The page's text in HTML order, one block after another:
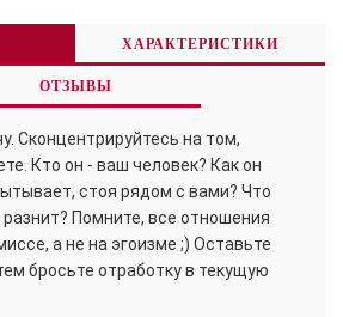
ХАРАКТЕРИСТИКИ
ОТЗЫВЫ
Сконцентрируйтесь на том,
Кто он - ваш человек? Как он
стоя рядом с вами? Что
Помните, все отношения
а не на эгоизме ;) Оставьте
бросьте отработку в текущую